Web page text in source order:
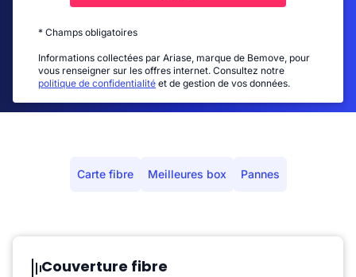
* Champs obligatoires
Informations collectées par Ariase, marque de Bemove, pour
vous renseigner sur les offres internet. Consultez notre
politique de confidentialité et de gestion de vos données.
Carte fibre Meilleures box Pannes
Couverture fibre